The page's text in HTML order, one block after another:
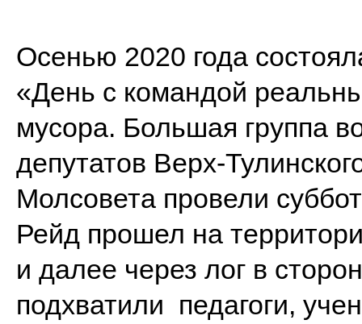
Осенью 2020 года
«День с командой
мусора. Большая группа
депутатов Верх-
Молсовета провели
Рейд прошел на
и далее через лог в
подхватили педагоги,